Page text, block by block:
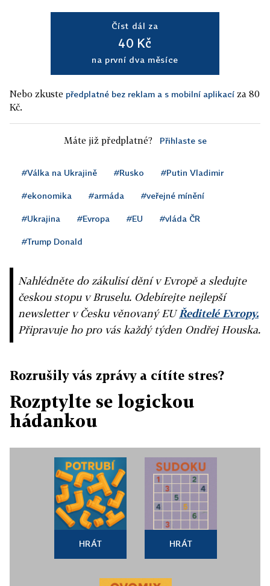
Číst dál za
40 Kč
na první dva měsíce
Nebo zkuste předplatné bez reklam a s mobilní aplikací za 80
Kč.
Máte již předplatné? Přihlaste se
#Válka na Ukrajině #Rusko #Putin Vladimir
#ekonomika #armáda #veřejné mínění
#Ukrajina #Evropa #EU #vláda ČR
#Trump Donald
Nahlédněte do zákulisí dění v Evropě a sledujte
českou stopu v Bruselu. Odebírejte nejlepší
newsletter v Česku věnovaný EUŘeditelé Evropy.
Připravuje ho pro vás každý týden Ondřej Houska.
Rozrušily vás zprávy a cítíte stres?
Rozptylte se logickou
hádankou
HRÁT HRÁT